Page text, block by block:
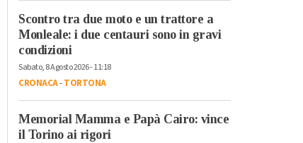
Scontro tra due moto e un trattore a
Monleale: i due centauri sono in gravi
condizioni
Sabato, 8 Agosto 2026 - 11:18
CRONACA-TORTONA
Memorial Mamma e Papà Cairo: vince
il Torino ai rigori